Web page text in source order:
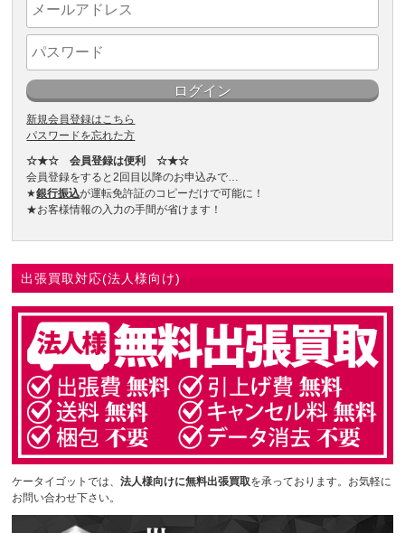
新規会員登録はこちら
パスワードを忘れた方
☆★☆ 会員登録は便利 ☆★☆
会員登録をすると2回目以降のお申込みで…
★銀行振込が運転免許証のコピーだけで可能に！
★お客様情報の入力の手間が省けます！
出張買取対応(法人様向け)
ケータイゴットでは、法人様向けに無料出張買取を承っております。お気軽に
お問い合わせ下さい。